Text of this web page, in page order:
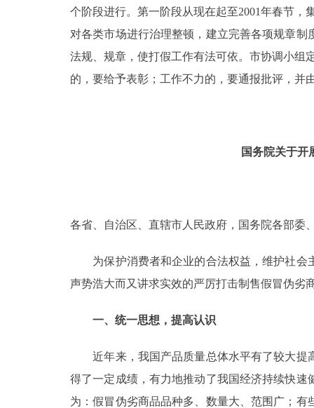
ESPAÑOL
个阶段进行。第一阶段从现在起至2001年春节，
对各类市场进行治理整顿，建立完善各项规章
法规、规章，使打假工作有法可依。市协调小组
的，要给予表彰；工作不力的，要通报批评，并
国务院关于开
各省、自治区、直辖市人民政府，国务院各部委
为保护消费者和企业的合法权益，维护社会
声势浩大而又讲求实效的严厉打击制售假冒伪劣
一、统一思想，提高认识
近年来，我国产品质量总体水平有了较大提
得了一定成绩，有力地推动了我国经济持续快
为：假冒伪劣商品品种多、数量大、范围广；